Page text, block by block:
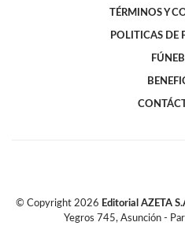
TÉRMINOS Y
POLITICAS DE
© Copyright 2026 Editorial AZETA
Yegros 745, Asunción -